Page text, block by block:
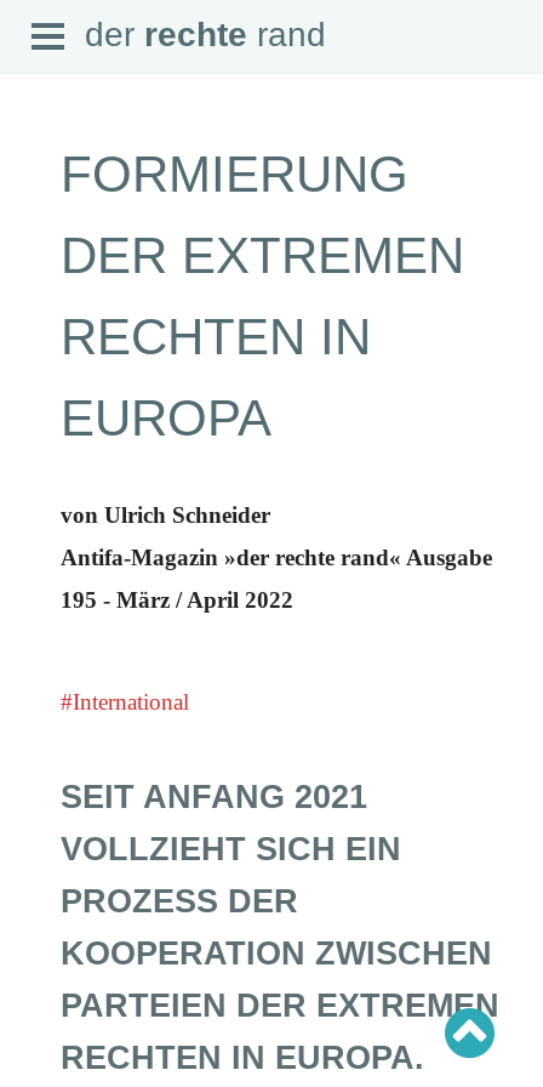
der rechte rand
SEITEN
Home
Suche
Magazin
Downloads
Impressum
Datenschutz
Schwerpunkt AFD-Verbot
Schwerpunkt zur USA und Faschist Trump
Schwerpunkt »Identitäre Bewegung«
AUSGABEN
Ausgabe 220
Ausgabe 219
Ausgabe 217
Open
Menu
der rechte rand
FORMIERUNG
DER EXTREMEN
RECHTEN IN
EUROPA
von Ulrich Schneider
Antifa-Magazin »der rechte rand« Ausgabe
195 - März / April 2022
#International
SEIT ANFANG 2021
VOLLZIEHT SICH EIN
PROZESS DER
KOOPERATION ZWISCHEN
PARTEIEN DER EXTREMEN
RECHTEN IN EUROPA.